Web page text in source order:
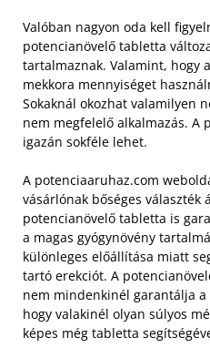
Valóban nagyon oda kell
potencianövelő tabletta
tartalmaznak. Valamint, hogy
mekkora mennyiséget
Sokaknál okozhat valamilyen
nem megfelelő alkalmazás. A
igazán sokféle lehet.
A potenciaaruhaz.com
vásárlónak bőséges
potencianövelő tabletta is
a magas gyógynövény
különleges előállítása miatt
tartó erekciót. A
nem mindenkinél garantálja
hogy valakinél olyan súlyos
képes még tabletta